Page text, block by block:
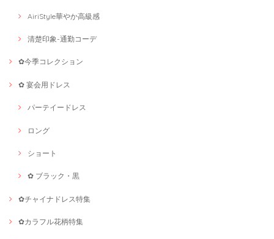
AiriStyle華やか高級感
清楚印象-通勤コーデ
✿今季コレクション
✿ 宴会用ドレス
パーテイードレス
ロング
ショート
✿ ブラック・黒
✿チャイナドレス特集
✿カラフル花柄特集